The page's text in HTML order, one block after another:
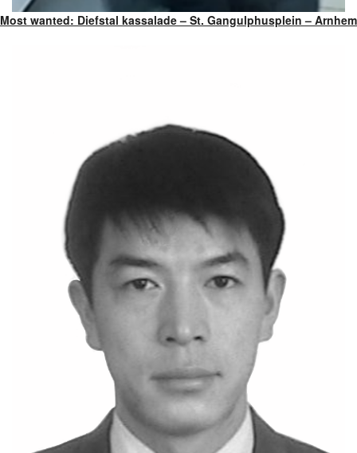
Most wanted: Diefstal kassalade – St. Gangulphusplein – Arnhem